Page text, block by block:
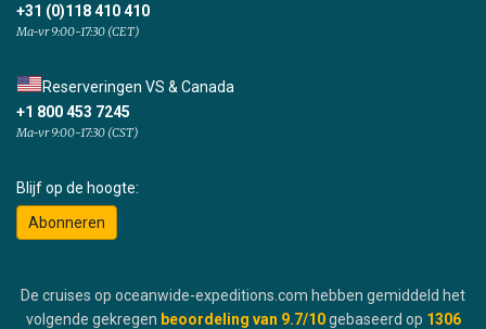
+31 (0)118 410 410
Ma-vr 9:00-17:30 (CET)
Reserveringen VS & Canada
+1 800 453 7245
Ma-vr 9:00-17:30 (CST)
Blijf op de hoogte:
Abonneren
De cruises op oceanwide-expeditions.com hebben gemiddeld het
volgende gekregen beoordeling van 9.7/10 gebaseerd op 1306